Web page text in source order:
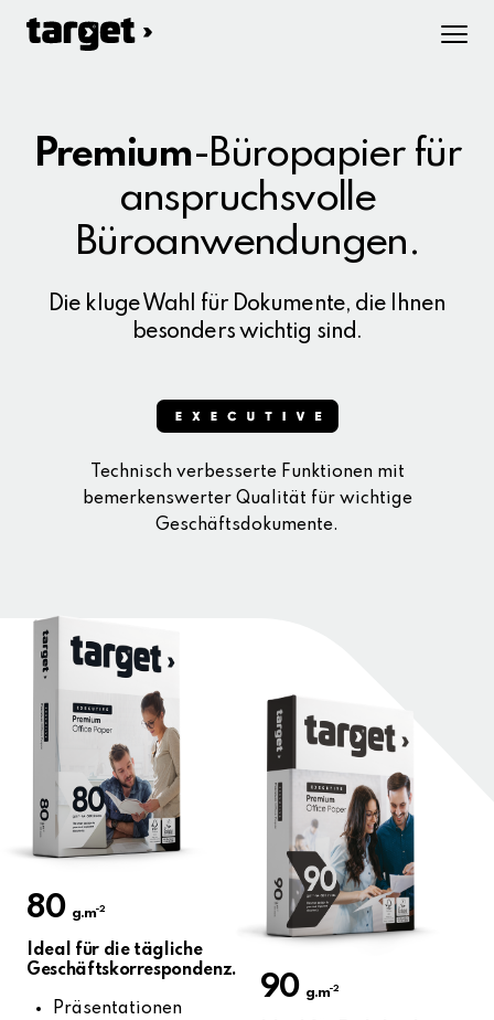
Premium-Büropapier für
anspruchsvolle
Büroanwendungen.
Die kluge Wahl für Dokumente, die Ihnen
besonders wichtig sind.
Technisch verbesserte Funktionen mit
bemerkenswerter Qualität für wichtige
Geschäftsdokumente.
80 g.m-2
Ideal für die tägliche
Geschäftskorrespondenz.
Präsentationen
90 g.m-2